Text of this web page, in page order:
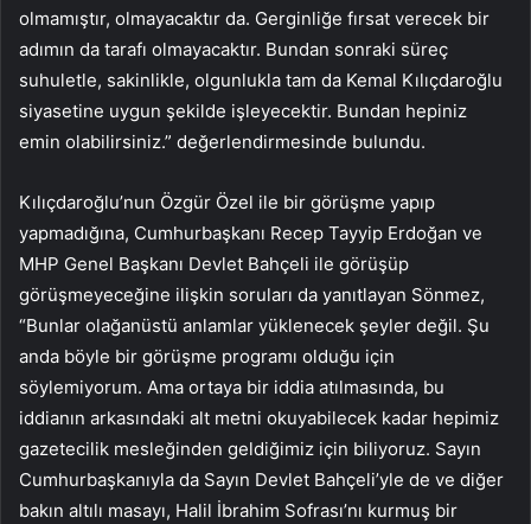
olmamıştır, olmayacaktır da. Gerginliğe fırsat verecek bir
adımın da tarafı olmayacaktır. Bundan sonraki süreç
suhuletle, sakinlikle, olgunlukla tam da Kemal Kılıçdaroğlu
siyasetine uygun şekilde işleyecektir. Bundan hepiniz
emin olabilirsiniz.” değerlendirmesinde bulundu.
Kılıçdaroğlu’nun Özgür Özel ile bir görüşme yapıp
yapmadığına, Cumhurbaşkanı Recep Tayyip Erdoğan ve
MHP Genel Başkanı Devlet Bahçeli ile görüşüp
görüşmeyeceğine ilişkin soruları da yanıtlayan Sönmez,
“Bunlar olağanüstü anlamlar yüklenecek şeyler değil. Şu
anda böyle bir görüşme programı olduğu için
söylemiyorum. Ama ortaya bir iddia atılmasında, bu
iddianın arkasındaki alt metni okuyabilecek kadar hepimiz
gazetecilik mesleğinden geldiğimiz için biliyoruz. Sayın
Cumhurbaşkanıyla da Sayın Devlet Bahçeli’yle de ve diğer
bakın altılı masayı, Halil İbrahim Sofrası’nı kurmuş bir